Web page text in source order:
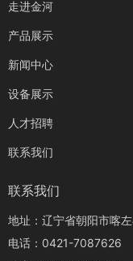
走进金河
产品展示
新闻中心
设备展示
人才招聘
联系我们
联系我们
地址：辽宁省朝阳市喀
电话： 0421-7087626